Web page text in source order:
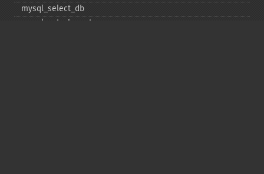
mysql_​select_​db
mysql_​set_​charset